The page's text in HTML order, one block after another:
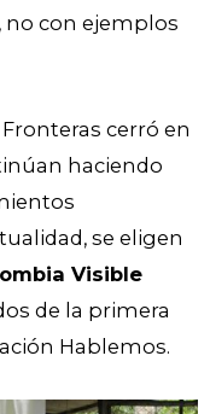
con ejemplos
cerró en
haciendo
se eligen
Visible
de la primera
Hablemos.